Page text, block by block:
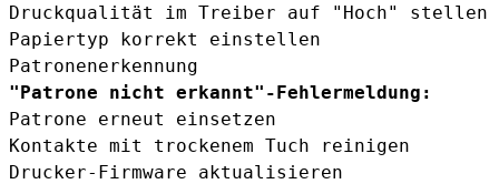
Druckqualität im Treiber auf "Hoch" stellen
Papiertyp korrekt einstellen
Patronenerkennung
"Patrone nicht erkannt"-Fehlermeldung:
Patrone erneut einsetzen
Kontakte mit trockenem Tuch reinigen
Drucker-Firmware aktualisieren